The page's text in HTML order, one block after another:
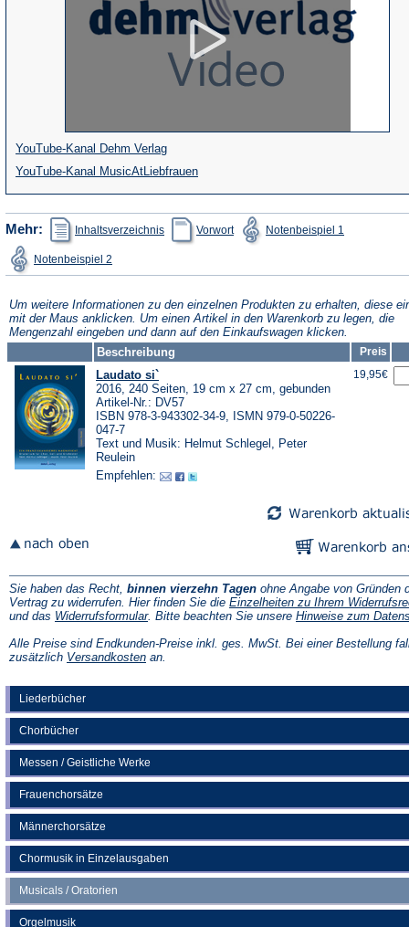
Liederbücher
Chorbücher
Messen / Geistliche Werke
Frauenchorsätze
Männerchorsätze
Chormusik in Einzelausgaben
Musicals / Oratorien
Orgelmusik
YouTube-Kanal Dehm Verlag(Öffnet
in
einem
neuen
Tab)
YouTube-Kanal MusicAtLiebfrauen(Öffnet
in
einem
neuen
Mehr: Inhaltsverzeichnis
(Öffnet
in
einem
Tab)
Vorwort
(Öffnet
in
einem
Tab)
Notenbeispiel 1in
Tab)
Notenbeispiel 2in
einem
Tab)
Um weitere Informationen zu den einzelnen Produkten zu erhalten, diese
mit der Maus anklicken. Um einen Artikel in den Warenkorb zu legen, die
Mengenzahl eingeben und dann auf den Einkaufswagen klicken.
Beschreibung
Preis
Laudato si`
2016, 240 Seiten, 19 cm x 27 cm, gebunden
Artikel-Nr.: DV57
ISBN 978-3-943302-34-9, ISMN 979-0-50226-
047-7
Text und Musik: Helmut Schlegel, Peter
Reulein
Empfehlen:
19,95€
Sie haben das Recht, binnen vierzehn Tagen ohne Angabe von Gründen
Vertrag zu widerrufen. Hier finden Sie die Einzelheiten zu Ihrem
und das Widerrufsformular(Öffnet
einem
neuen
. Bitte beachten Sie unsere Hinweise zum
Alle Preise sind Endkunden-Preise inkl. ges. MwSt. Bei einer Bestellung
zusätzlich Versandkosten(Öffnet
an.